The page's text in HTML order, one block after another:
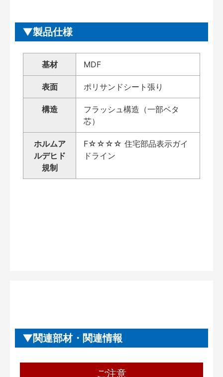
製品仕様
基材 MDF
表面 ポリサンドシート張り
構造
フラッシュ構造（一部ベタ
芯）
ホルムア
ルデヒド
規制
F☆☆☆☆ 住宅部品表示ガイ
ドライン
関連部材・関連情報
ご注意